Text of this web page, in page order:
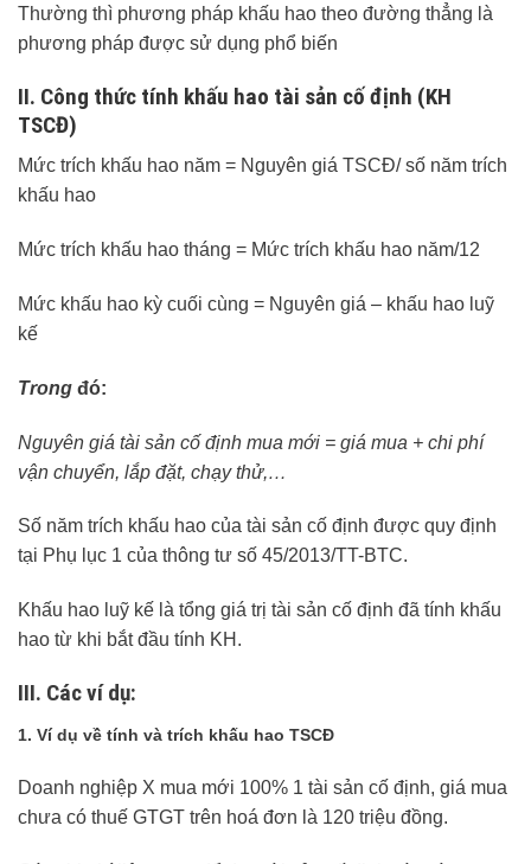
Thường thì phương pháp khấu hao theo đường thẳng là
phương pháp được sử dụng phổ biến
II. Công thức tính khấu hao tài sản cố định (KH
TSCĐ)
Mức trích khấu hao năm = Nguyên giá TSCĐ/ số năm trích
khấu hao
Mức trích khấu hao tháng = Mức trích khấu hao năm/12
Mức khấu hao kỳ cuối cùng = Nguyên giá – khấu hao luỹ
kế
Trong đó:
Nguyên giá tài sản cố định mua mới = giá mua + chi phí
vận chuyển, lắp đặt, chạy thử,…
Số năm trích khấu hao của tài sản cố định được quy định
tại Phụ lục 1 của thông tư số 45/2013/TT-BTC.
Khấu hao luỹ kế là tổng giá trị tài sản cố định đã tính khấu
hao từ khi bắt đầu tính KH.
III. Các ví dụ:
1. Ví dụ về tính và trích khấu hao TSCĐ
Doanh nghiệp X mua mới 100% 1 tài sản cố định, giá mua
chưa có thuế GTGT trên hoá đơn là 120 triệu đồng.